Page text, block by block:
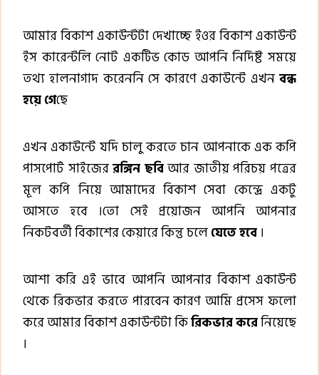
আমার বিকাশ একাউন্টটা দেখাচ্ছে ইওর বিকাশ একাউন্ট
ইস কারেন্টলি নোট একটিভ কোড আপনি নির্দিষ্ট সময়ে
তথ্য হালনাগাদ করেননি সে কারণে একাউন্টে এখন বন্ধ
হয়েগেছে
এখন একাউন্টে যদি চালু করতে চান আপনাকে এক কপি
পাসপোর্ট সাইজেররঙ্গিন ছবিআর জাতীয় পরিচয় পত্রের
মূল কপি নিয়ে আমাদের বিকাশ সেবা কেন্দ্রে একটু
আসতে হবে ।তো সেই প্রয়োজন আপনি আপনার
নিকটবর্তী বিকাশের কেয়ারে কিন্তু চলেযেতেহবে ।
আশা করি এই ভাবে আপনি আপনার বিকাশ একাউন্ট
থেকে রিকভার করতে পারবেন কারণ আমি প্রসেস ফলো
করে আমার বিকাশ একাউন্টটা কিরিকভারকরেনিয়েছে
।